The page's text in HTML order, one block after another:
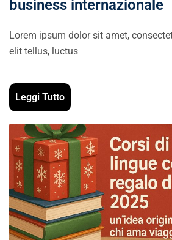
business internazionale
Lorem ipsum dolor sit amet,
elit tellus, luctus
Leggi Tutto